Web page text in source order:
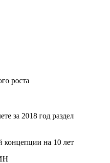
роста
за 2018 год раздел
концепции на 10 лет